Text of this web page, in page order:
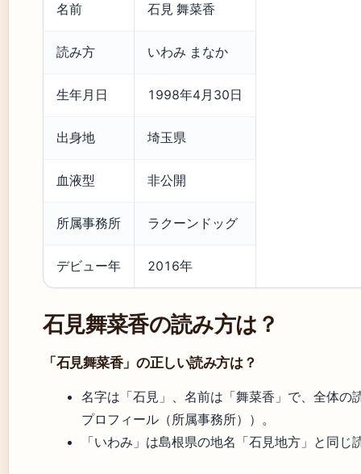
名前 石見 舞菜香
読み方 いわみ まなか
生年月日 1998年4月30日
出身地 埼玉県
血液型 非公開
所属事務所 ラクーンドッグ
デビュー年 2016年
石見舞菜香の読み方は？
「石見舞菜香」の正しい読み方は？
名字は「石見」、名前は「舞菜香」で、全体
プロフィール（所属事務所））。
「いわみ」は島根県の地名「石見地方」と同